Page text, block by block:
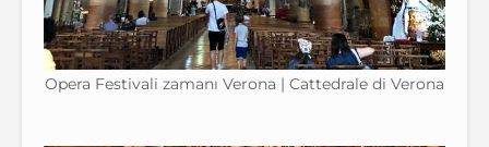
Opera Festivali zamanı Verona | Cattedrale di Verona